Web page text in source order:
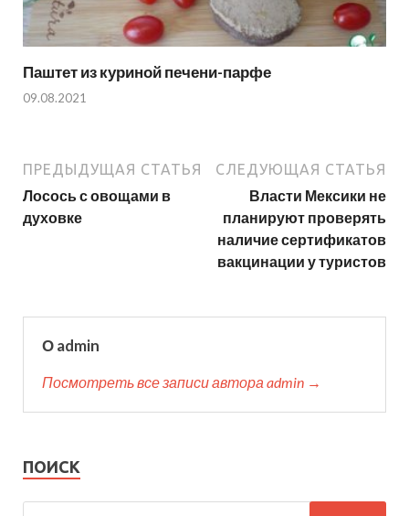
Паштет из куриной печени-парфе
09.08.2021
ПРЕДЫДУЩАЯ СТАТЬЯ
Лосось с овощами в
духовке
СЛЕДУЮЩАЯ СТАТЬЯ
Власти Мексики не
планируют проверять
наличие сертификатов
вакцинации у туристов
О admin
Посмотреть все записи автора admin →
ПОИСК